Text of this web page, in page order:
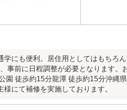
にも便利。居住用としてはもちろ
事前に日程調整が必要となります。
園 徒歩約15分龍潭 徒歩約15分沖縄
にて補修を実施しております。